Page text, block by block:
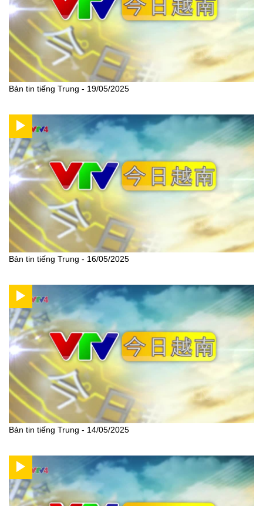
Bản tin tiếng Trung - 19/05/2025
Bản tin tiếng Trung - 16/05/2025
Bản tin tiếng Trung - 14/05/2025